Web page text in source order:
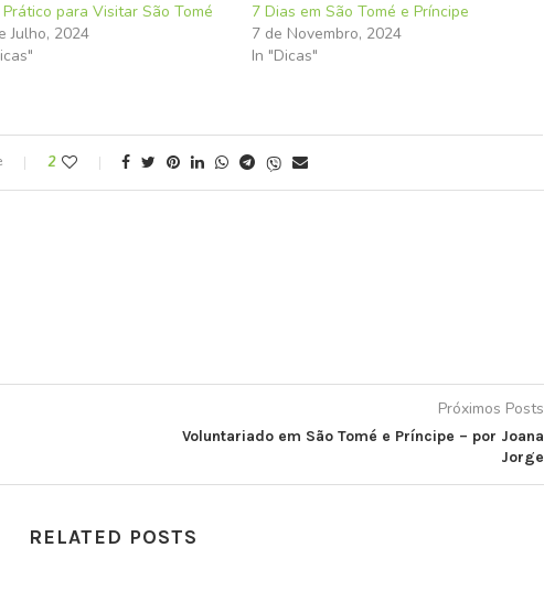
Prático para Visitar São Tomé
Julho, 2024
7 Dias em São Tomé e Príncipe
7 de Novembro, 2024
In "Dicas"
2
Próximos Posts
Voluntariado em São Tomé e Príncipe – por Joana
Jorge
RELATED POSTS